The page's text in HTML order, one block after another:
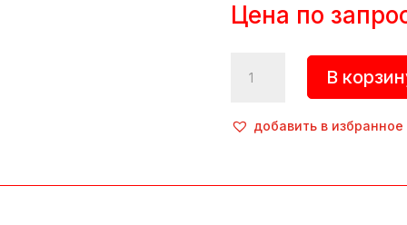
Цена по
товара
для
В
добавить в избранное